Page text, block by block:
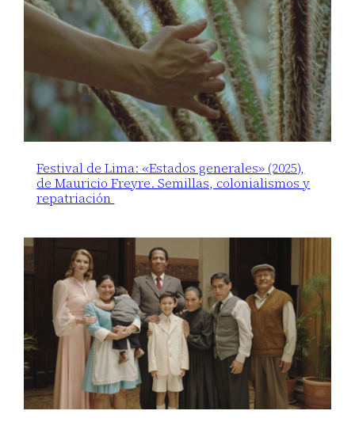
Festival de Lima: «Estados generales» (2025),
de Mauricio Freyre. Semillas, colonialismos y
repatriación